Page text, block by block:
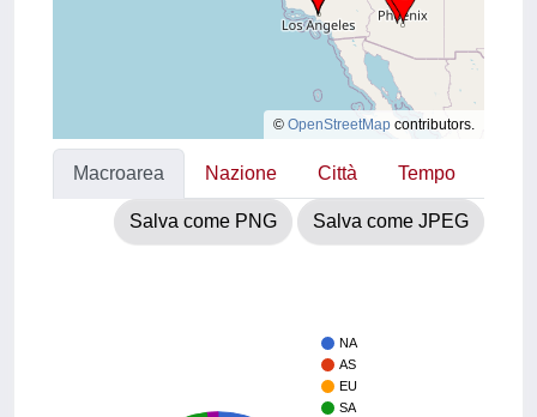
© OpenStreetMap contributors.
Macroarea Nazione Città Tempo
Salva come PNG Salva come JPEG
NA
AS
EU
SA